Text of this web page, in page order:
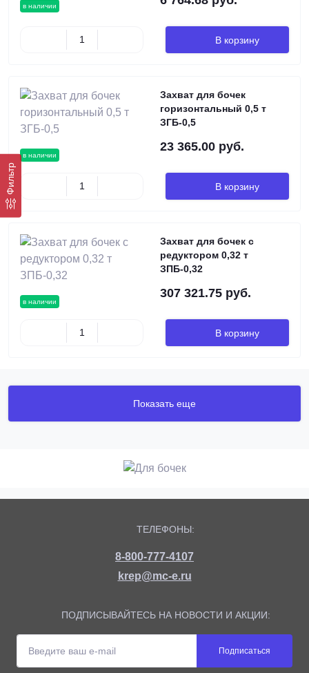
Фильтр
в наличии
В корзину
в наличии
Захват для бочек
горизонтальный 0,5 т
ЗГБ-0,5
23 365.00 руб.
В корзину
в наличии
Захват для бочек с
редуктором 0,32 т
ЗПБ-0,32
307 321.75 руб.
В корзину
Показать еще
ТЕЛЕФОНЫ:
8-800-777-4107
krep@mc-e.ru
ПОДПИСЫВАЙТЕСЬ НА НОВОСТИ И АКЦИИ:
Подписаться